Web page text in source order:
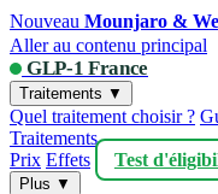
Nouveau Mounjaro &
Aller au contenu principal
GLP-1 France
Traitements ▼
Quel traitement choisir ?
Traitements
Prix Effets Test
Plus ▼